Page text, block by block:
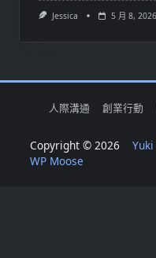
Jessica 5 月 8, 2026
人際溝通 創業行動
Copyright © 2026
WP Moose